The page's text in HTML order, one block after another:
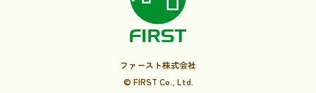
ファースト株式会社
© FIRST Co., Ltd.